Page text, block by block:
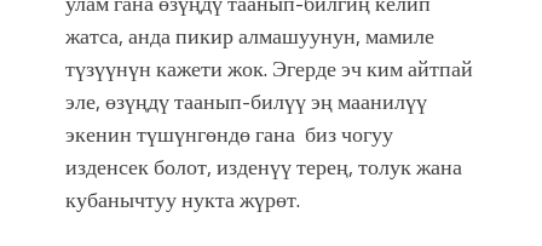
Park'ка 30 миң адам чогулду
жатса, анда пикир алмашуунун, мамиле
түзүүнүн кажети жок. Эгерде эч ким айтпай
эле, өзүңдү таанып-билүү эң маанилүү
экенин түшүнгөндө гана биз чогуу
изденсек болот, изденүү терең, толук жана
кубанычтуу нукта жүрөт.